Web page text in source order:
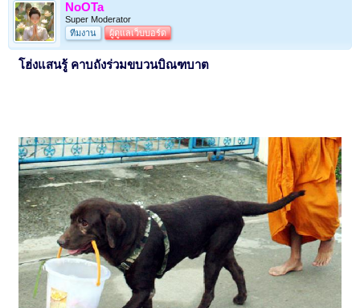
NoOTa
Super Moderator
ทีมงาน
ผู้ดูแลเว็บบอร์ด
โฮ่งแสนรู้ คาบถังร่วมขบวนบิณฑบาต